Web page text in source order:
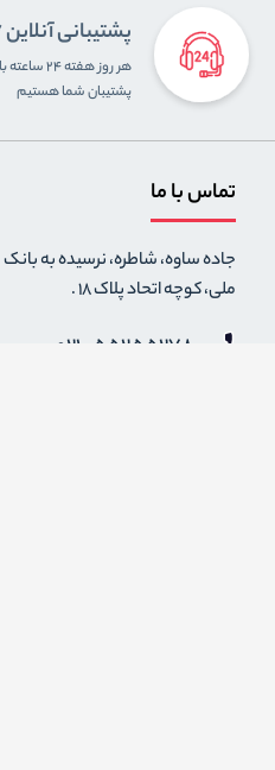
پشتیبانی آنلاین 24/7
پشتیبان شما هستیم
تماس با ما
جاده ساوه، شاطره، نرسیده به بانک
ملی، کوچه اتحاد پلاک 18 .
021-55255278